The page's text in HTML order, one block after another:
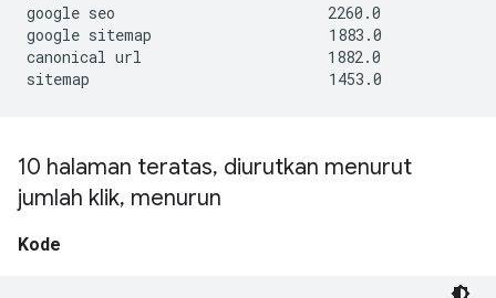
google seo                        2260.0
google sitemap                    1883.0
canonical url                     1882.0
10 halaman teratas, diurutkan menurut
jumlah klik, menurun
Kode